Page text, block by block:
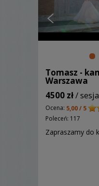
Tomasz -
Warszawa
4500 zł/ sesja
Ocena: 5,00 / 5
Poleceń: 117
Zapraszamy do